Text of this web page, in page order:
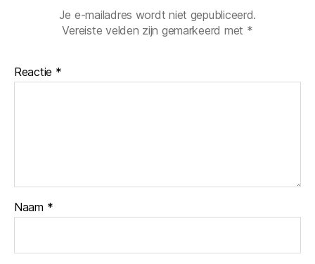
Je e-mailadres wordt niet gepubliceerd.
Vereiste velden zijn gemarkeerd met *
Reactie *
Naam *